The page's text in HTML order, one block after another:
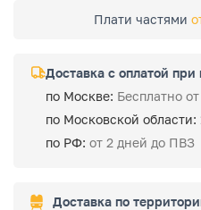
Плати частями
Доставка с оплатой при
по Москве: Бесплатно
по Московской области:
по РФ: от 2 дней до ПВЗ
Доставка по